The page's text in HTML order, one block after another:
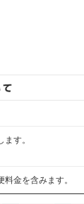
す。
金を含みます。